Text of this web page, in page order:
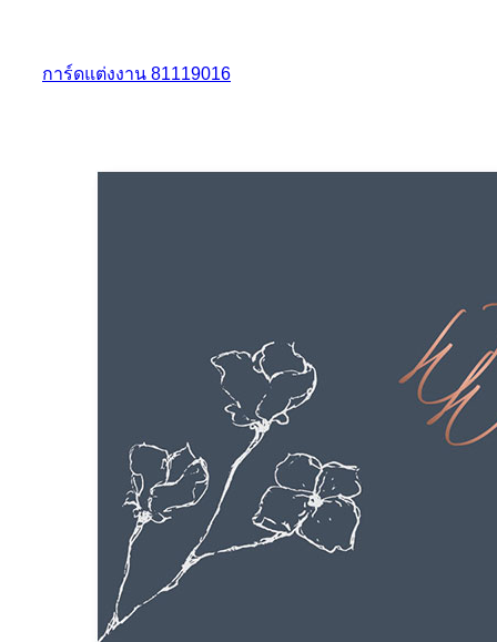
การ์ดแต่งงาน 81119016